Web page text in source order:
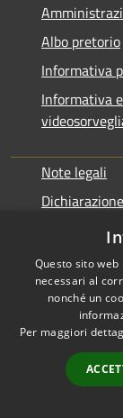
Albo pretorio
Informativa
Informativa
Note legali
Obbiettivi
Accessibilità
Questo sito
necessari al
nonché un
Per maggiori